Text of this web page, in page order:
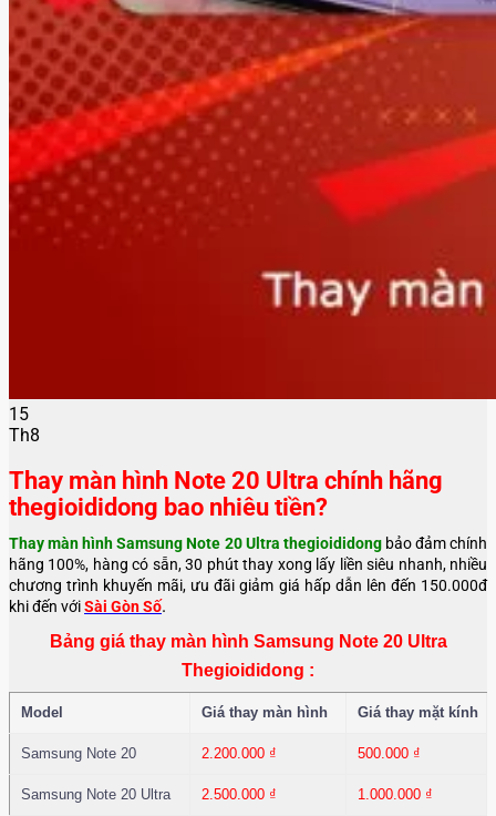
15
Th8
Thay màn hình Note 20 Ultra chính hãng
thegioididong bao nhiêu tiền?
Thay màn hình Samsung Note 20 Ultra thegioididongbảo đảm chính
hãng 100%, hàng có sẵn, 30 phút thay xong lấy liền siêu nhanh, nhiều
chương trình khuyến mãi, ưu đãi giảm giá hấp dẫn lên đến 150.000đ
khi đến vớiSài Gòn Số.
Bảng giá thay màn hình Samsung Note 20 Ultra
Thegioididong :
Model Giá thay màn hình Giá thay mặt kính
Samsung Note 20 2.200.000 ₫ 500.000 ₫
Samsung Note 20 Ultra 2.500.000 ₫ 1.000.000 ₫